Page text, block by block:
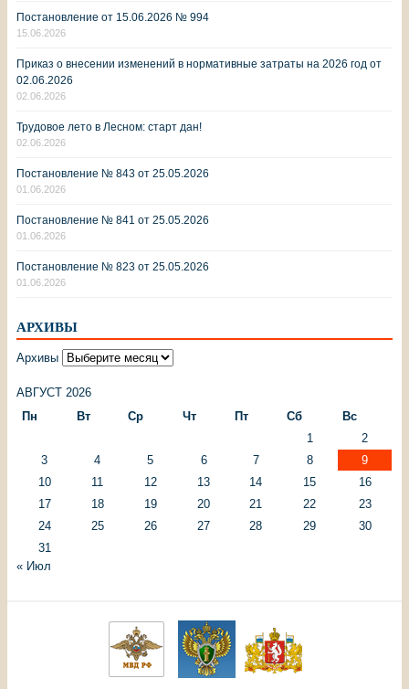
Постановление от 15.06.2026 № 994
15.06.2026
Приказ о внесении изменений в нормативные затраты на 2026 год от
02.06.2026
02.06.2026
Трудовое лето в Лесном: старт дан!
02.06.2026
Постановление № 843 от 25.05.2026
01.06.2026
Постановление № 841 от 25.05.2026
01.06.2026
Постановление № 823 от 25.05.2026
01.06.2026
АРХИВЫ
Архивы
АВГУСТ 2026
Пн
Вт Ср Чт Пт Сб
Вс
1
2
3
4 5 6 7 8
9
10
11 12 13 14 15
16
17
18 19 20 21 22
23
24
25 26 27 28 29
30
31
« Июл